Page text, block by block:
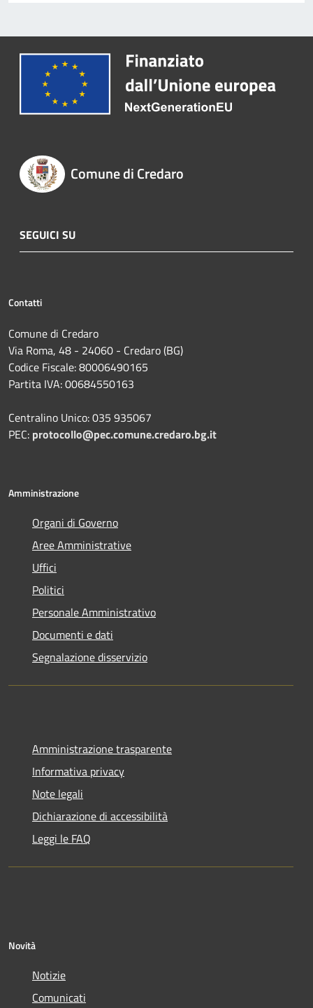
Comune di Credaro
SEGUICI SU
Contatti
Comune di Credaro
Via Roma, 48 - 24060 - Credaro (BG)
Codice Fiscale: 80006490165
Partita IVA: 00684550163
Centralino Unico: 035 935067
PEC: protocollo@pec.comune.credaro.bg.it
Amministrazione
Organi di Governo
Aree Amministrative
Uffici
Politici
Personale Amministrativo
Documenti e dati
Segnalazione disservizio
Amministrazione trasparente
Informativa privacy
Note legali
Dichiarazione di accessibilità
Leggi le FAQ
Novità
Notizie
Comunicati